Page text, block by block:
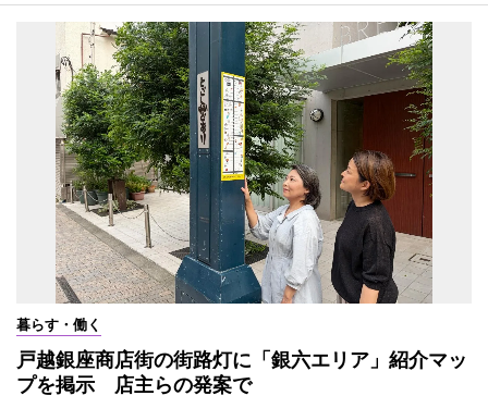
暮らす・働く
戸越銀座商店街の街路灯に「銀六エリア」紹介マッ
プを掲示 店主らの発案で